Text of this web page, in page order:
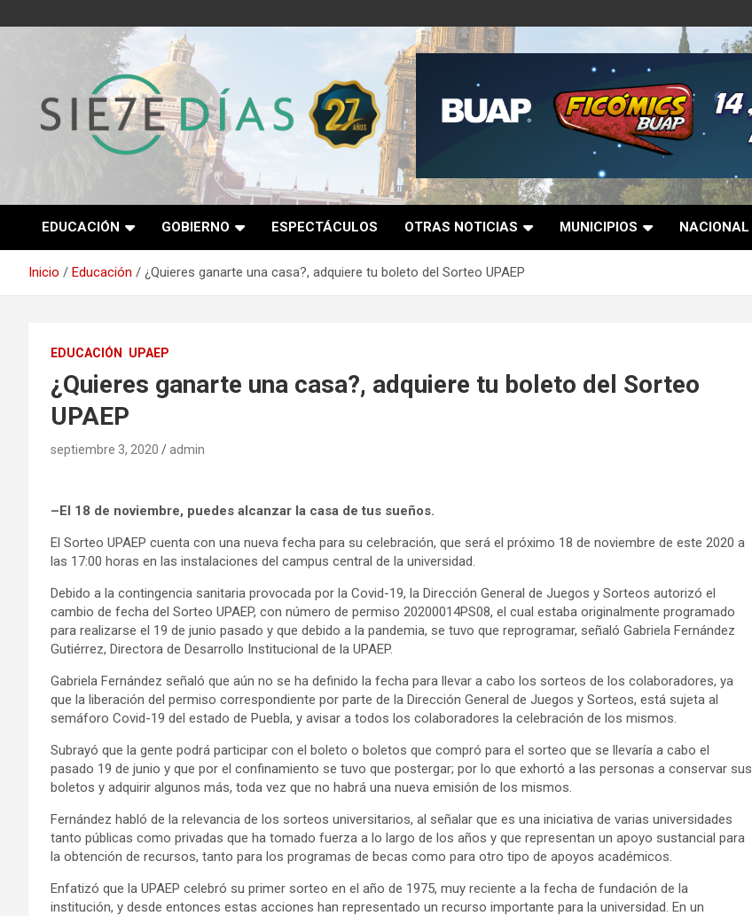
al
Semanario 7 Días
EDUCACIÓN GOBIERNO ESPECTÁCULOS OTRAS NOTICIAS MUNICIPIOS NACIONAL
Inicio Educación ¿Quieres ganarte una casa?, adquiere tu boleto del Sorteo UPAEP
EDUCACIÓN UPAEP
¿Quieres ganarte una casa?, adquiere tu boleto del Sorteo
UPAEP
septiembre 3, 2020 admin
–El 18 de noviembre, puedes alcanzar la casa de tus sueños.
El Sorteo UPAEP cuenta con una nueva fecha para su celebración, que será el próximo 18 de noviembre de este 2020 a
las 17:00 horas en las instalaciones del campus central de la universidad.
Debido a la contingencia sanitaria provocada por la Covid-19, la Dirección General de Juegos y Sorteos autorizó el
cambio de fecha del Sorteo UPAEP, con número de permiso 20200014PS08, el cual estaba originalmente programado
para realizarse el 19 de junio pasado y que debido a la pandemia, se tuvo que reprogramar, señaló Gabriela Fernández
Gutiérrez, Directora de Desarrollo Institucional de la UPAEP.
Gabriela Fernández señaló que aún no se ha definido la fecha para llevar a cabo los sorteos de los colaboradores, ya
que la liberación del permiso correspondiente por parte de la Dirección General de Juegos y Sorteos, está sujeta al
semáforo Covid-19 del estado de Puebla, y avisar a todos los colaboradores la celebración de los mismos.
Subrayó que la gente podrá participar con el boleto o boletos que compró para el sorteo que se llevaría a cabo el
pasado 19 de junio y que por el confinamiento se tuvo que postergar; por lo que exhortó a las personas a conservar sus
boletos y adquirir algunos más, toda vez que no habrá una nueva emisión de los mismos.
Fernández habló de la relevancia de los sorteos universitarios, al señalar que es una iniciativa de varias universidades
tanto públicas como privadas que ha tomado fuerza a lo largo de los años y que representan un apoyo sustancial para
la obtención de recursos, tanto para los programas de becas como para otro tipo de apoyos académicos.
Enfatizó que la UPAEP celebró su primer sorteo en el año de 1975, muy reciente a la fecha de fundación de la
institución, y desde entonces estas acciones han representado un recurso importante para la universidad. En un